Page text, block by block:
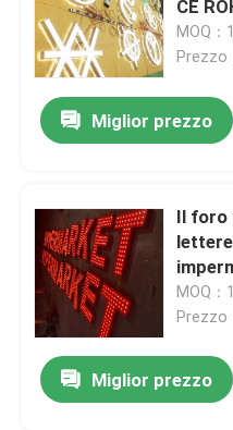
Bordo del segno del
Segno di costruzione
Segno della lettera
CE
MOQ
Prezzo
Miglior prezzo
Il foro
MOQ
Prezzo
Miglior prezzo